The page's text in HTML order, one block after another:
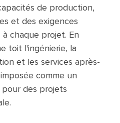
de production,
et des exigences
chaque projet. En
toit l'ingénierie, la
et les services après-
comme un
des projets